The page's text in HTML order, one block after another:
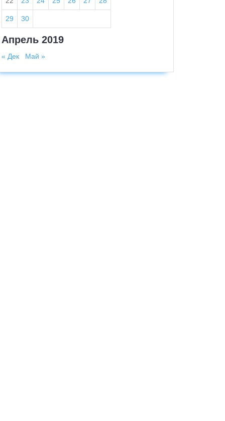
Апрель 2019
29 30
« Дек Май »